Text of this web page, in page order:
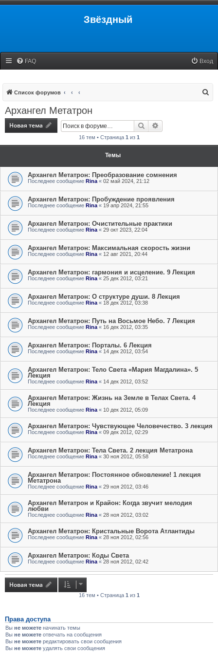
Звёздный
FAQ Вход
Список форумов
Архангел Метатрон
Новая тема Поиск
16 тем • Страница 1 из 1
Темы
Архангел Метатрон: Преобразование сомнения
Последнее сообщение Rina « 02 май 2024, 21:12
Архангел Метатрон: Пробуждение проявления
Последнее сообщение Rina « 19 апр 2024, 21:55
Архангел Метатрон: Очистительные практики
Последнее сообщение Rina « 29 окт 2023, 22:04
Архангел Метатрон: Максимальная скорость жизни
Последнее сообщение Rina « 12 авг 2021, 20:44
Архангел Метатрон: гармония и исцеление. 9 Лекция
Последнее сообщение Rina « 25 дек 2012, 03:21
Архангел Метатрон: О структуре души. 8 Лекция
Последнее сообщение Rina « 18 дек 2012, 03:38
Архангел Метатрон: Путь на Восьмое Небо. 7 Лекция
Последнее сообщение Rina « 16 дек 2012, 03:35
Архангел Метатрон: Порталы. 6 Лекция
Последнее сообщение Rina « 14 дек 2012, 03:54
Архангел Метатрон: Тело Света «Мария Магдалина». 5
Лекция
Последнее сообщение Rina « 14 дек 2012, 03:52
Архангел Метатрон: Жизнь на Земле в Телах Света. 4
Лекция
Последнее сообщение Rina « 10 дек 2012, 05:09
Архангел Метатрон: Чувствующее Человечество. 3 лекция
Последнее сообщение Rina « 09 дек 2012, 02:29
Архангел Метатрон: Тела Света. 2 лекция Метатрона
Последнее сообщение Rina « 30 ноя 2012, 05:58
Архангел Метатрон: Постоянное обновление! 1 лекция
Метатрона
Последнее сообщение Rina « 29 ноя 2012, 03:46
Архангел Метатрон и Крайон: Когда звучит мелодия
любви
Последнее сообщение Rina « 28 ноя 2012, 03:02
Архангел Метатрон: Кристальные Ворота Атлантиды
Последнее сообщение Rina « 28 ноя 2012, 02:56
Архангел Метатрон: Коды Света
Последнее сообщение Rina « 28 ноя 2012, 02:42
Новая тема
16 тем • Страница 1 из 1
Права доступа
Вы не можете начинать темы
Вы не можете отвечать на сообщения
Вы не можете редактировать свои сообщения
Вы не можете удалять свои сообщения